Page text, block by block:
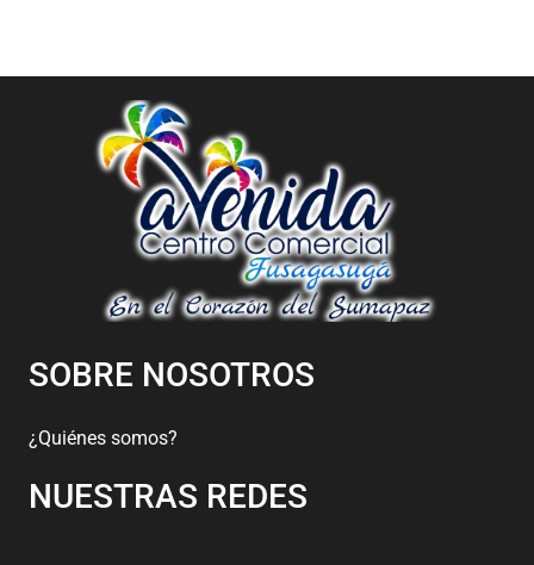
SOBRE NOSOTROS
¿Quiénes somos?
NUESTRAS REDES